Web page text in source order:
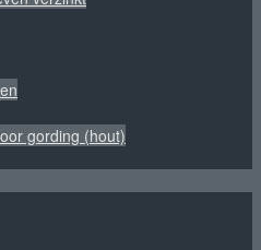
gording (hout)